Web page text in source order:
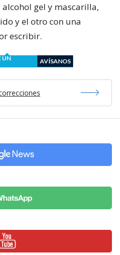
gel y mascarilla,
y el otro con una
escribir.
UN
AVÍSANOS